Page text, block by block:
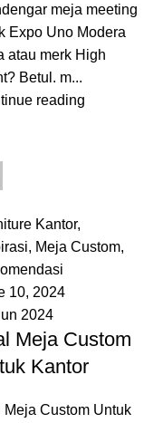
meja meeting
Expo Uno Modera
atau merk High
Betul. m...
reading
Kantor,
, Meja Custom,
10, 2024
2024
Meja Custom
Kantor
Meja Custom Untuk